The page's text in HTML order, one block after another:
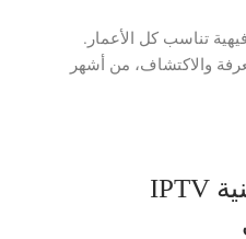
تناسب كل الأعمار.
والاكتشاف، من أشهر
جدول مقارنة بين تقنية IPTV